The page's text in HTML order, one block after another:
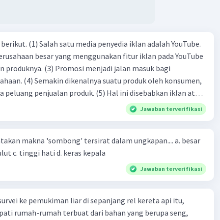
iklan adalah YouTube.
besar yang menggunakan fitur iklan pada YouTube
menjadi jalan masuk bagi
oleh konsumen,
produk. (5) Hal ini disebabkan iklan atau
cara untuk mengenalkan produk perusahaan kepada
(2)
Jawaban terverifikasi
makna 'sombong' tersirat dalam ungkapan.... a. besar
kepala b. besar mulut c. tinggi hati d. keras kepala
Jawaban terverifikasi
ke pemukiman liar di sepanjang rel kereta api itu,
rumah-rumah terbuat dari bahan yang berupa seng,